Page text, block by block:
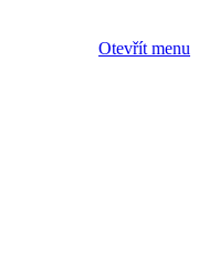
Otevřít menu